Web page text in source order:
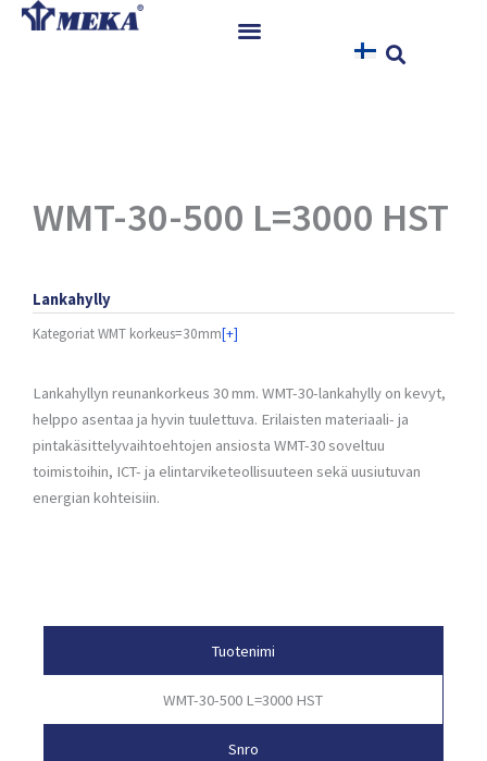
Siirry
WMT-30-500 L=3000 HST
Lankahylly
KategoriatWMT korkeus=30mm[+]
Lankahyllyn reunankorkeus 30 mm. WMT-30-lankahylly on kevyt,
helppo asentaa ja hyvin tuulettuva. Erilaisten materiaali- ja
pintakäsittelyvaihtoehtojen ansiosta WMT-30 soveltuu
toimistoihin, ICT- ja elintarviketeollisuuteen sekä uusiutuvan
energian kohteisiin.
Tuotenimi
WMT-30-500 L=3000 HST
Snro